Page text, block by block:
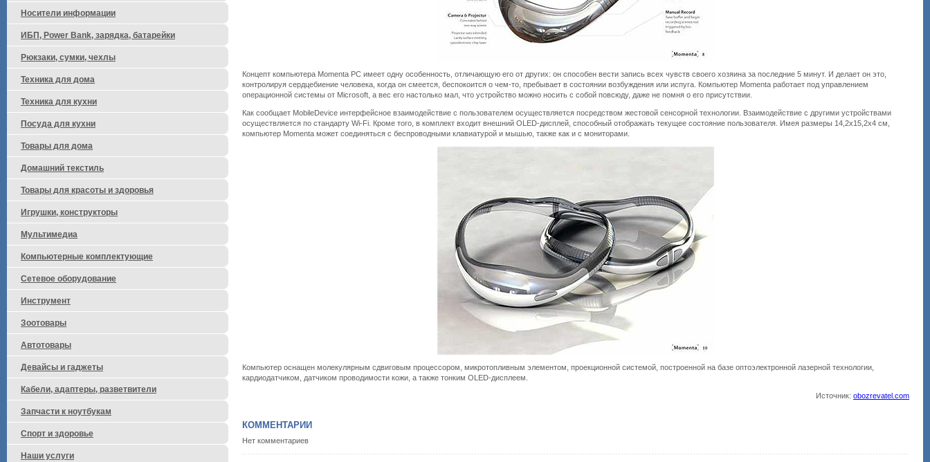
Концепт компьютера Momenta PC имеет одну особенность, отличающую его от других: он способен вести запись всех чувств своего хозяина за последние 5 минут. И делает он это,
контролируя сердцебиение человека, когда он смеется, беспокоится о чем-то, пребывает в состоянии возбуждения или испуга. Компьютер Momenta работает под управлением
операционной системы от Microsoft, а вес его настолько мал, что устройство можно носить с собой повсюду, даже не помня о его присутствии.
Как сообщает MobileDevice интерфейсное взаимодействие с пользователем осуществляется посредством жестовой сенсорной технологии. Взаимодействие с другими устройствами
осуществляется по стандарту Wi-Fi. Кроме того, в комплект входит внешний OLED-дисплей, способный отображать текущее состояние пользователя. Имея размеры 14,2х15,2х4 см,
компьютер Momenta может соединяться с беспроводными клавиатурой и мышью, также как и с мониторами.
Компьютер оснащен молекулярным сдвиговым процессором, микротопливным элементом, проекционной системой, построенной на базе оптоэлектронной лазерной технологии,
кардиодатчиком, датчиком проводимости кожи, а также тонким OLED-дисплеем.
Источник: obozrevatel.com
КОММЕНТАРИИ
Нет комментариев
Носители информации
ИБП, Power Bank, зарядка, батарейки
Рюкзаки, сумки, чехлы
Техника для дома
Техника для кухни
Посуда для кухни
Товары для дома
Домашний текстиль
Товары для красоты и здоровья
Игрушки, конструкторы
Мультимедиа
Компьютерные комплектующие
Сетевое оборудование
Инструмент
Зоотовары
Автотовары
Девайсы и гаджеты
Кабели, адаптеры, разветвители
Запчасти к ноутбукам
Спорт и здоровье
Наши услуги